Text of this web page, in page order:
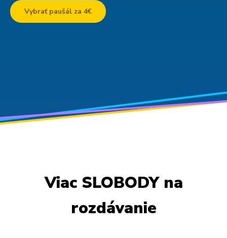
Internet a TV
Vybrať paušál za 4€
Viac SLOBODY na
rozdávanie